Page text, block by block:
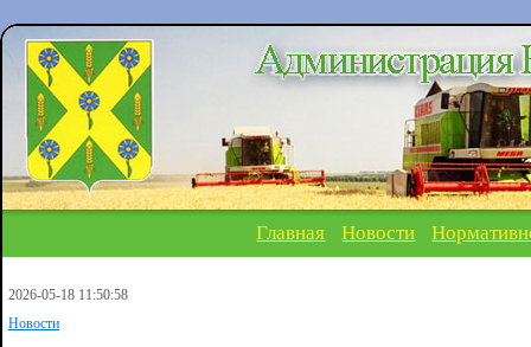
Главная Новости
2026-05-18 11:50:58
Новости